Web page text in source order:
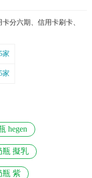
分六期、信用卡刷卡、
家
家
hegen
瓶 擬乳
瓶 紫